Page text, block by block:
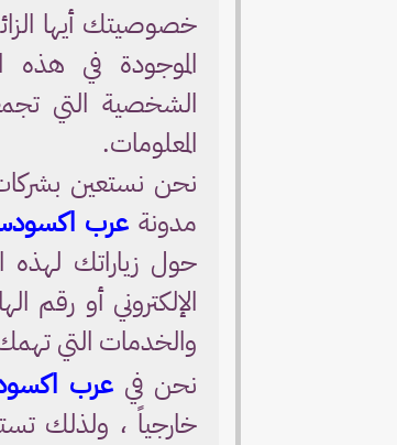
خصوصيتك أيها
الموجودة في هذه
الشخصية التي
المعلومات.
نحن نستعين
مدونةعرب
حول زياراتك لهذه
الإلكتروني أو
والخدمات التي
نحن فيعرب
خارجياً ، ولذلك